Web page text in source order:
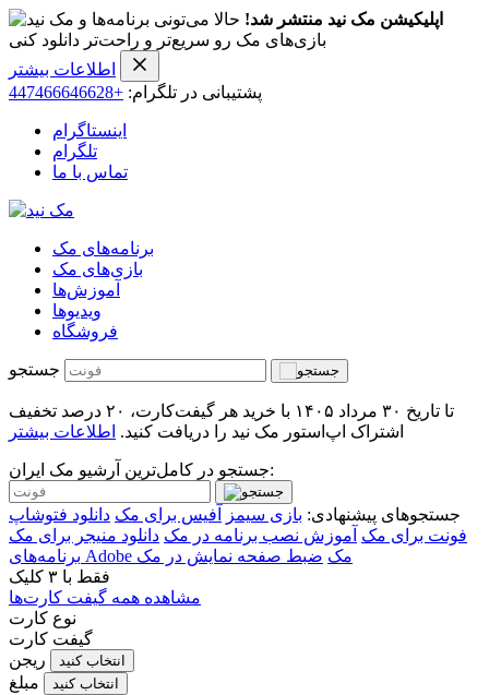
اپلیکیشن مک نید منتشر شد! حالا می‌تونی برنامه‌ها و
بازی‌های مک رو سریع‌تر و راحت‌تر دانلود کنی
اطلاعات بیشتر
پشتیبانی در تلگرام: +447466646628
اینستاگرام
تلگرام
تماس با ما
برنامه‌های مک
بازی‌های مک
آموزش‌ها
ویدیو‌ها
فروشگاه
جستجو
تا تاریخ ۳۰ مرداد ۱۴۰۵ با خرید هر گیفت‌کارت، ۲۰ درصد تخفیف
اشتراک اپ‌استور مک نید را دریافت کنید. اطلاعات بیشتر
جستجو در کامل‌ترین آرشیو مک ایران:
جستجوهای پیشنهادی: بازی سیمز آفیس برای مک دانلود فتوشاپ
فونت برای مک آموزش نصب برنامه در مک دانلود منیجر برای مک
برنامه‌های Adobe مک ضبط صفحه نمایش در مک
فقط با ۳ کلیک
مشاهده همه گیفت کارت‌ها
نوع کارت
گیفت کارت
ریجن
انتخاب کنید
مبلغ انتخاب کنید